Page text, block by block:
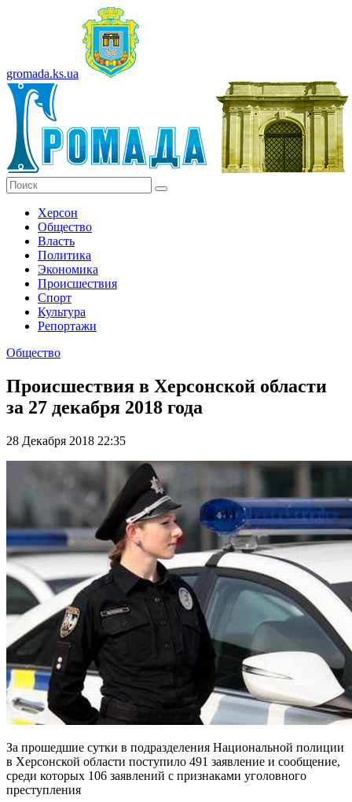
gromada.ks.ua
Херсон
Общество
Власть
Политика
Экономика
Происшествия
Спорт
Культура
Репортажи
Общество
Происшествия в Херсонской области
за 27 декабря 2018 года
28 Декабря 2018 22:35
За прошедшие сутки в подразделения Национальной полиции
в Херсонской области поступило 491 заявление и сообщение,
среди которых 106 заявлений с признаками уголовного
преступления